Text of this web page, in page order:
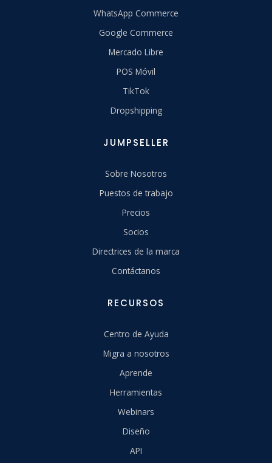
WhatsApp Commerce
Google Commerce
Mercado Libre
POS Móvil
TikTok
Dropshipping
JUMPSELLER
Sobre Nosotros
Puestos de trabajo
Precios
Socios
Directrices de la marca
Contáctanos
RECURSOS
Centro de Ayuda
Migra a nosotros
Aprende
Herramientas
Webinars
Diseño
API